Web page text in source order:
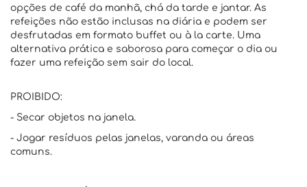
opções de café da manhã, chá da tarde e jantar. As
refeições não estão inclusas na diária e podem ser
desfrutadas em formato buffet ou à la carte. Uma
alternativa prática e saborosa para começar o dia ou
fazer uma refeição sem sair do local.
PROIBIDO:
- Secar objetos na janela.
- Jogar resíduos pelas janelas, varanda ou áreas
comuns.